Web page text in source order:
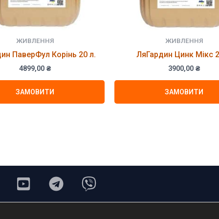
ЖИВЛЕННЯ
ПаверФул Корінь 20 л.
4899,00 ₴
ЗАМОВИТИ
ЖИВЛЕННЯ
ЛяГардин Цинк Мікс
3900,00 ₴
ЗАМОВИТИ